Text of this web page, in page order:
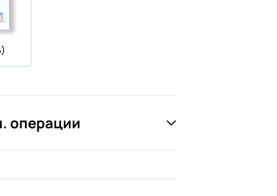
операции